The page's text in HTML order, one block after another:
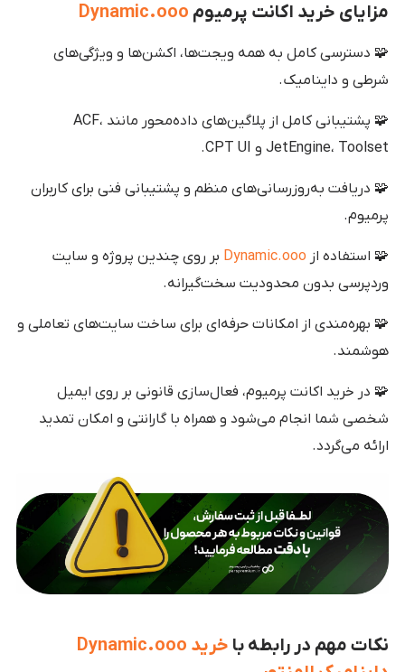
مزایای خرید اکانت پرمیوم Dynamic.ooo
🧩 دسترسی کامل به همه ویجت‌ها، اکشن‌ها و ویژگی‌های
شرطی و داینامیک.
🧩 پشتیبانی کامل از پلاگین‌های داده‌محور مانند ACF،
JetEngine، Toolset و CPT UI.
🧩 دریافت به‌روزرسانی‌های منظم و پشتیبانی فنی برای کاربران
پرمیوم.
🧩 استفاده از Dynamic.ooo بر روی چندین پروژه و سایت
وردپرسی بدون محدودیت سخت‌گیرانه.
🧩 بهره‌مندی از امکانات حرفه‌ای برای ساخت سایت‌های تعاملی و
هوشمند.
🧩 در خرید اکانت پرمیوم، فعال‌سازی قانونی بر روی ایمیل
شخصی شما انجام می‌شود و همراه با گارانتی و امکان تمدید
ارائه می‌گردد.
نکات مهم در رابطه با
خرید Dynamic.ooo